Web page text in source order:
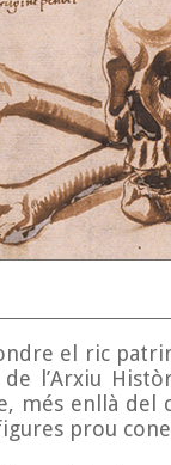
el ric
l’Arxiu
més enllà
prou